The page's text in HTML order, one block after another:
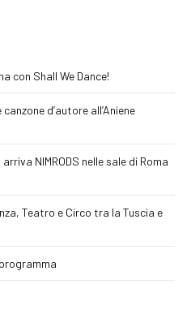
con Shall We Dance!
d’autore all’Aniene
NIMRODS nelle sale di Roma
Teatro e Circo tra la Tuscia e